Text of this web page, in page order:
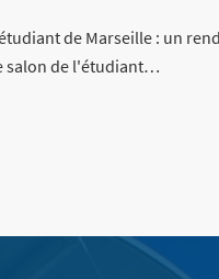
de Marseille : un
salon de l'étudiant…